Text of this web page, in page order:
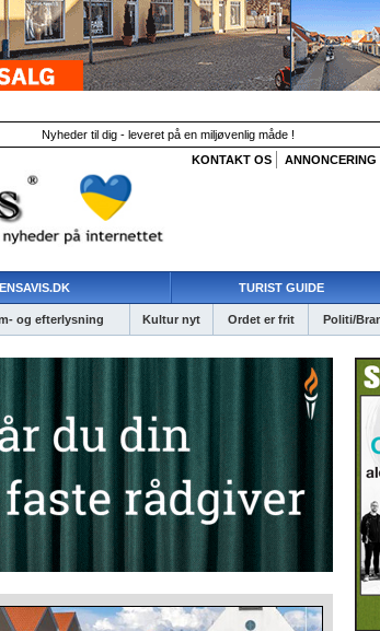
Nyheder til dig - leveret på en miljøvenlig måde !
KONTAKT OS
ANNONCERING
TURIST GUIDE
og efterlysning Kultur nyt Ordet er frit Politi/